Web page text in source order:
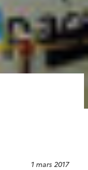
1 mars 2017